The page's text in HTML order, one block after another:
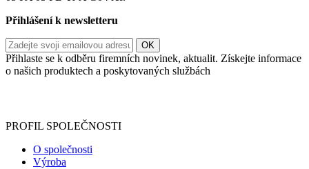
Přihlášení k newsletteru
Přihlaste se k odběru firemních novinek, aktualit. Získejte informace
o našich produktech a poskytovaných službách
PROFIL SPOLEČNOSTI
O společnosti
Výroba